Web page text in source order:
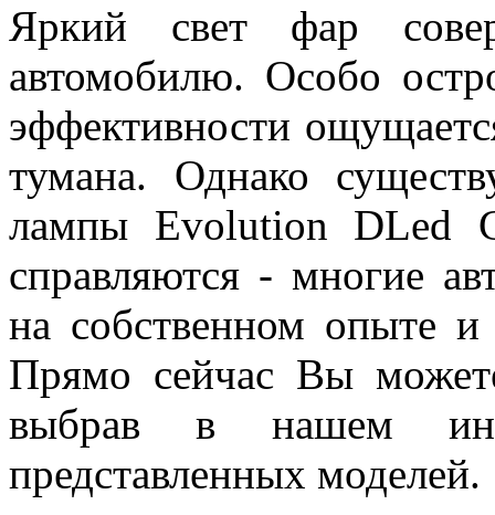
Яркий свет фар
автомобилю. Особо
эффективности
тумана. Однако
лампы Evolution DLed
справляются - многие
на собственном опыте и
Прямо сейчас Вы
выбрав в нашем
представленных моделей.